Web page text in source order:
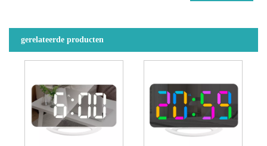
gerelateerde producten